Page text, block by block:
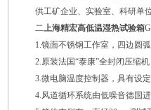
供工矿企业、实验室、科研单
二上海精宏高低温湿热试验箱
1.镜面不锈钢工作室，四边圆
2.原装法国“泰康”全封闭压缩
3.微电脑温度控制器，具有设
4.风道循环系统由低噪音德国